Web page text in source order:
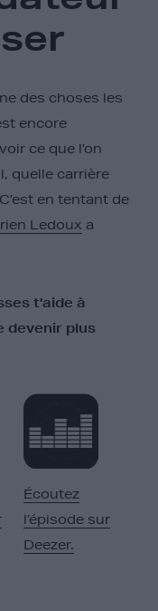
des choses les
encore
ce que l’on
quelle carrière
en tentant de
Ledoux a
t’aide à
devenir plus
Écoutez
l’épisode sur
Deezer.